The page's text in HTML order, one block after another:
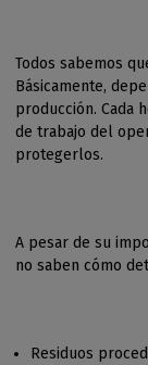
Todos sabemos
Básicamente,
producción. Cada
de trabajo del
protegerlos.
A pesar de su
no saben cómo
Residuos